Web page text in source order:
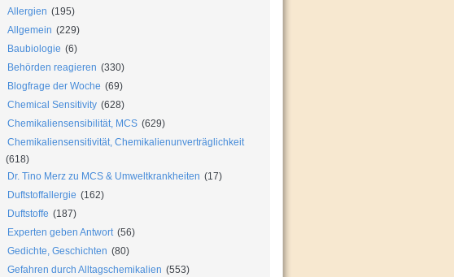
Allergien (195)
Allgemein (229)
Baubiologie (6)
Behörden reagieren (330)
Blogfrage der Woche (69)
Chemical Sensitivity (628)
Chemikaliensensibilität, MCS (629)
Chemikaliensensitivität, Chemikalienunverträglichkeit
(618)
Dr. Tino Merz zu MCS & Umweltkrankheiten (17)
Duftstoffallergie (162)
Duftstoffe (187)
Experten geben Antwort (56)
Gedichte, Geschichten (80)
Gefahren durch Alltagschemikalien (553)